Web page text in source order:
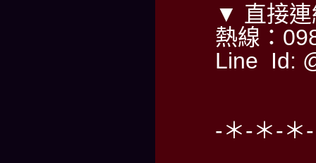
▼ 直接連
熱線：
Line Id:
-＊-＊-＊